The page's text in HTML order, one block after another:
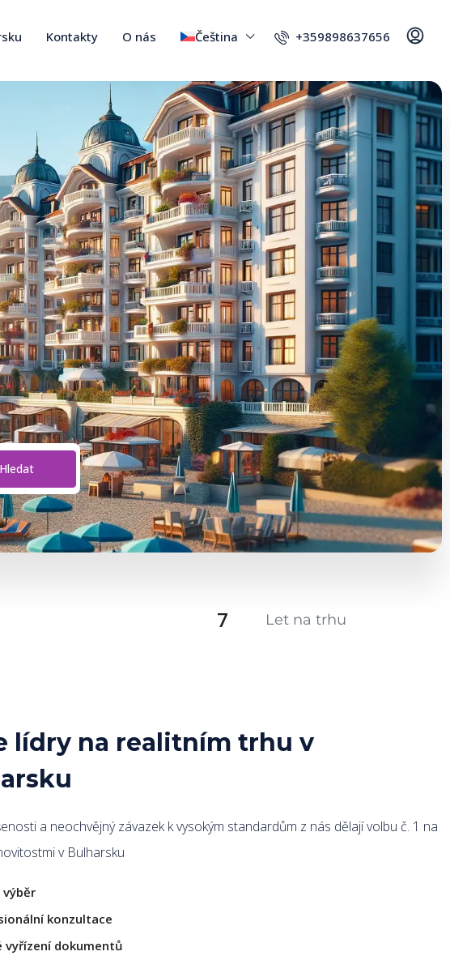
Kontakty O nás Čeština +359898637656
Hledat
7 Let na trhu
lídry na realitním trhu v
a neochvějný závazek k vysokým standardům z nás dělají volbu č. 1 na
v Bulharsku
výběr
konzultace
vyřízení dokumentů